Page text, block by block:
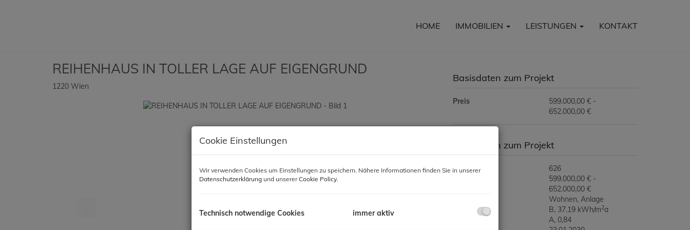
HOME IMMOBILIEN LEISTUNGEN KONTAKT
REIHENHAUS IN TOLLER LAGE AUF EIGENGRUND
1220 Wien
Basisdaten zum Projekt
Preis
599.000,00 € -
652.000,00 €
Basisdaten zum Projekt
Projektnr.
626
599.000,00 € -
652.000,00 €
Wohnen Anlage
B, 37.19 kWh/m2a
A, 0,84
Cookie Einstellungen
Wir verwenden Cookies um Einstellungen zu speichern. Nähere Informationen finden Sie in unserer
Datenschutzerklärung und unsererCookie Policy.
Technisch notwendige Cookies immer aktiv